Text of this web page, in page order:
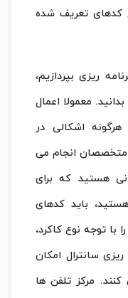
کدهای تعریف شده
ریزی بپردازیم،
معمولا اعمال
اشکالی در
متخصصان انجام می
هستید که برای
باید کدهای
با توجه نوع کاکرد،
سانترال امکان
کنند. مرکز تلفن ها